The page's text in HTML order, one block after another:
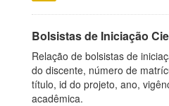
Bolsistas de Iniciação
Relação de bolsistas de
do discente, número de
título, id do projeto, ano,
acadêmica.